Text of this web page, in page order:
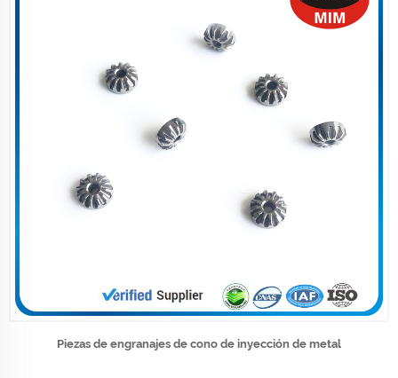
Piezas de engranajes de cono de inyección de metal